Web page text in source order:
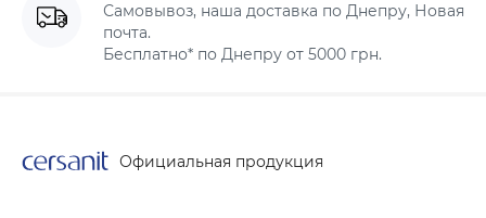
Самовывоз, наша доставка по Днепру, Новая
почта.
Бесплатно* по Днепру от 5000 грн.
Официальная продукция